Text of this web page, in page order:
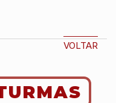
VOLTAR